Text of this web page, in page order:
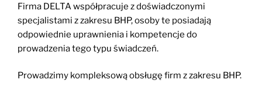
Firma DELTA współpracuje z doświadczonymi
specjalistami z zakresu BHP, osoby te posiadają
odpowiednie uprawnienia i kompetencje do
prowadzenia tego typu świadczeń.
Prowadzimy kompleksową obsługę firm z zakresu BHP.